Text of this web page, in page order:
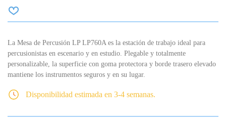
La Mesa de Percusión LP LP760A es la estación de trabajo ideal para
percusionistas en escenario y en estudio. Plegable y totalmente
personalizable, la superficie con goma protectora y borde trasero elevado
mantiene los instrumentos seguros y en su lugar.
Disponibilidad estimada en 3-4 semanas.